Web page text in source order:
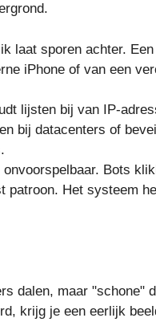
laat sporen achter.
iPhone of van een
lijsten bij van IP-
bij datacenters of
onvoorspelbaar. Bots
patroon. Het systeem
dalen, maar "schone"
krijg je een eerlijk